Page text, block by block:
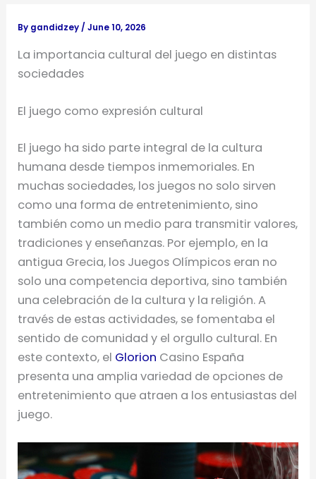
By gandidzey /June 10, 2026
La importancia cultural del juego en distintas
sociedades
El juego como expresión cultural
El juego ha sido parte integral de la cultura
humana desde tiempos inmemoriales. En
muchas sociedades, los juegos no solo sirven
como una forma de entretenimiento, sino
también como un medio para transmitir valores,
tradiciones y enseñanzas. Por ejemplo, en la
antigua Grecia, los Juegos Olímpicos eran no
solo una competencia deportiva, sino también
una celebración de la cultura y la religión. A
través de estas actividades, se fomentaba el
sentido de comunidad y el orgullo cultural. En
este contexto, el Glorion Casino España
presenta una amplia variedad de opciones de
entretenimiento que atraen a los entusiastas del
juego.